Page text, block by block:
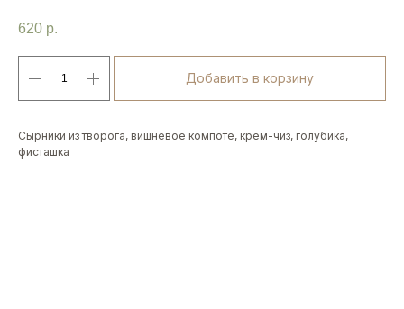
620 р.
Добавить в корзину
Сырники из творога, вишневое компоте, крем-чиз, голубика,
фисташка